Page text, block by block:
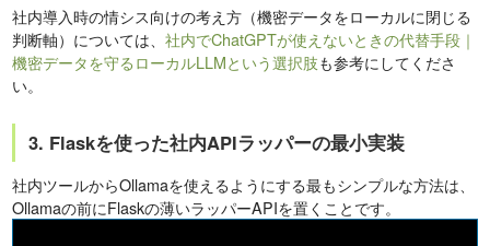
社内導入時の情シス向けの考え方（機密データをローカルに閉じる
判断軸）については、社内でChatGPTが使えないときの代替手段｜
機密データを守るローカルLLMという選択肢も参考にしてくださ
い。
3. Flaskを使った社内APIラッパーの最小実装
社内ツールからOllamaを使えるようにする最もシンプルな方法は、
Ollamaの前にFlaskの薄いラッパーAPIを置くことです。